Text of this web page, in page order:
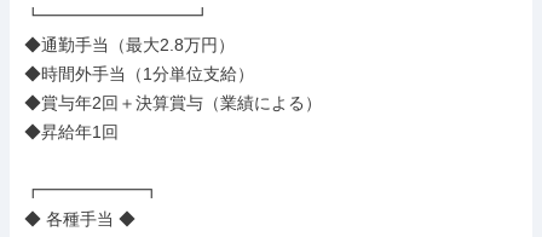
┗━━━━━━━━━┛
◆通勤手当（最大2.8万円）
◆時間外手当（1分単位支給）
◆賞与年2回＋決算賞与（業績による）
◆昇給年1回
┏━━━━━━┓
◆ 各種手当 ◆